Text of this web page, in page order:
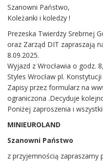
Szanowni Państwo,
Koleżanki i koledzy !
Prezeska Twierdzy Srebrnej
oraz Zarząd DIT zapraszają
8.09.2025.
Wyjazd z Wrocławia o godz.
Styles Wrocław pl.
Zapisy przez formularz na
ograniczona .Decyduje
Poniżej zaproszenia i
MINIEUROLAND
Szanowni Państwo
z przyjemnością zapraszamy